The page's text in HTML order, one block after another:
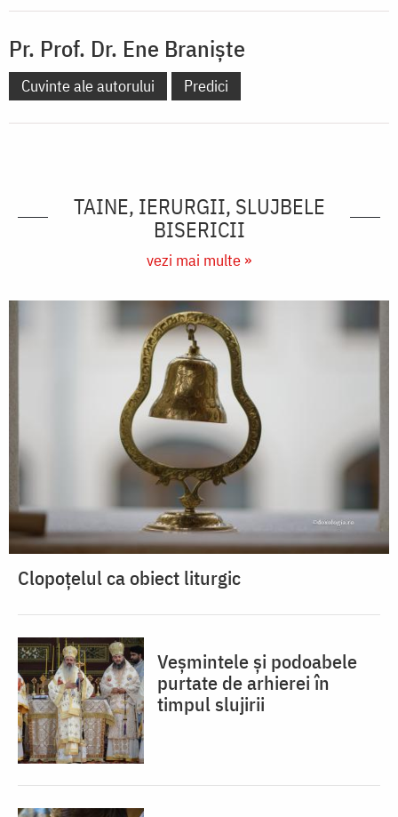
Pr. Prof. Dr. Ene Braniște
Cuvinte ale autorului Predici
TAINE, IERURGII, SLUJBELE
BISERICII
vezi mai multe »
Clopoțelul ca obiect liturgic
Veșmintele și podoabele
purtate de arhierei în
timpul slujirii